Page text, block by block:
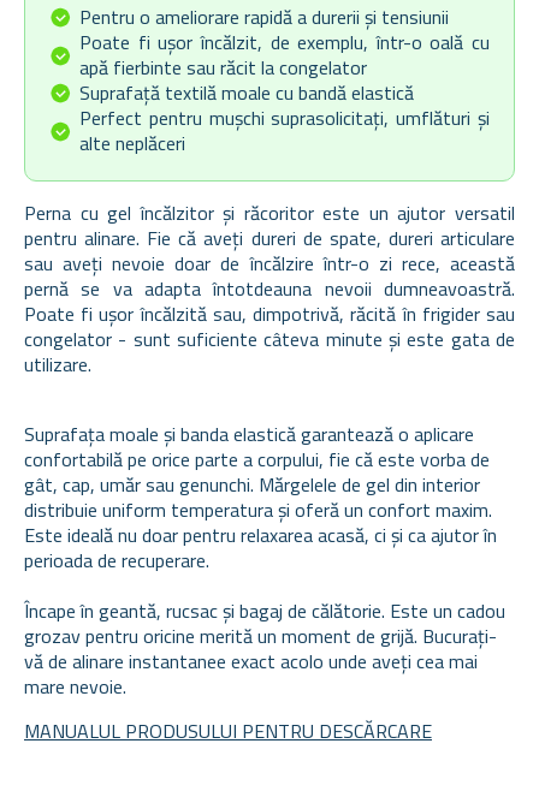
Pentru o ameliorare rapidă a durerii și tensiunii
Poate fi ușor încălzit, de exemplu, într-o oală cu
apă fierbinte sau răcit la congelator
Suprafață textilă moale cu bandă elastică
Perfect pentru mușchi suprasolicitați, umflături și
alte neplăceri
Perna cu gel încălzitor și răcoritor este un ajutor versatil
pentru alinare. Fie că aveți dureri de spate, dureri articulare
sau aveți nevoie doar de încălzire într-o zi rece, această
pernă se va adapta întotdeauna nevoii dumneavoastră.
Poate fi ușor încălzită sau, dimpotrivă, răcită în frigider sau
congelator - sunt suficiente câteva minute și este gata de
utilizare.
Suprafața moale și banda elastică garantează o aplicare
confortabilă pe orice parte a corpului, fie că este vorba de
gât, cap, umăr sau genunchi. Mărgelele de gel din interior
distribuie uniform temperatura și oferă un confort maxim.
Este ideală nu doar pentru relaxarea acasă, ci și ca ajutor în
perioada de recuperare.
Încape în geantă, rucsac și bagaj de călătorie. Este un cadou
grozav pentru oricine merită un moment de grijă. Bucurați-
vă de alinare instantanee exact acolo unde aveți cea mai
mare nevoie.
MANUALUL PRODUSULUI PENTRU DESCĂRCARE